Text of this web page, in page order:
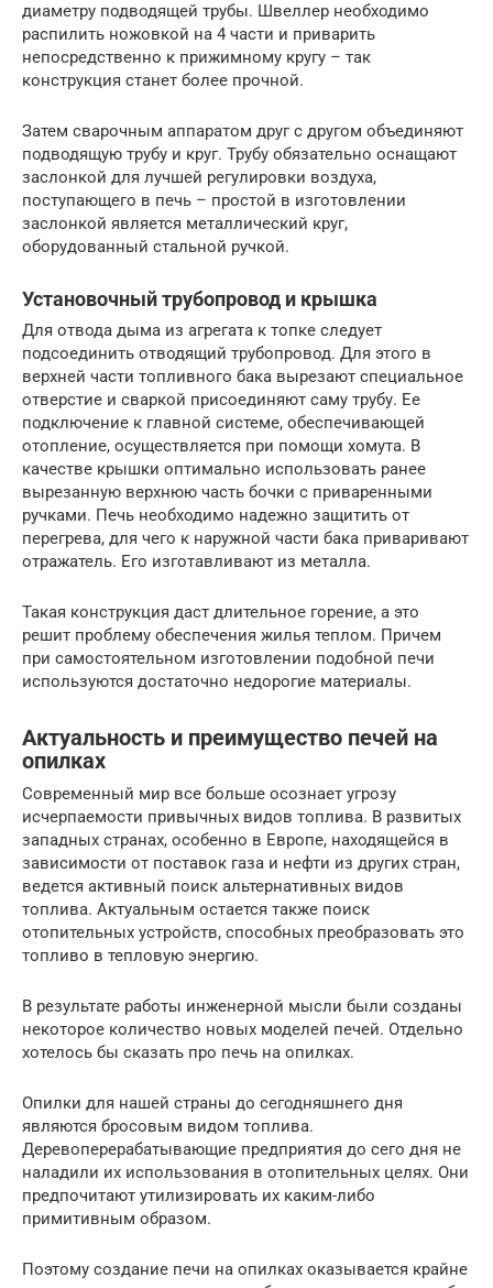
диаметру подводящей трубы. Швеллер необходимо
распилить ножовкой на 4 части и приварить
непосредственно к прижимному кругу – так
конструкция станет более прочной.
Затем сварочным аппаратом друг с другом объединяют
подводящую трубу и круг. Трубу обязательно оснащают
заслонкой для лучшей регулировки воздуха,
поступающего в печь – простой в изготовлении
заслонкой является металлический круг,
оборудованный стальной ручкой.
Установочный трубопровод и крышка
Для отвода дыма из агрегата к топке следует
подсоединить отводящий трубопровод. Для этого в
верхней части топливного бака вырезают специальное
отверстие и сваркой присоединяют саму трубу. Ее
подключение к главной системе, обеспечивающей
отопление, осуществляется при помощи хомута. В
качестве крышки оптимально использовать ранее
вырезанную верхнюю часть бочки с приваренными
ручками. Печь необходимо надежно защитить от
перегрева, для чего к наружной части бака приваривают
отражатель. Его изготавливают из металла.
Такая конструкция даст длительное горение, а это
решит проблему обеспечения жилья теплом. Причем
при самостоятельном изготовлении подобной печи
используются достаточно недорогие материалы.
Актуальность и преимущество печей на
опилках
Современный мир все больше осознает угрозу
исчерпаемости привычных видов топлива. В развитых
западных странах, особенно в Европе, находящейся в
зависимости от поставок газа и нефти из других стран,
ведется активный поиск альтернативных видов
топлива. Актуальным остается также поиск
отопительных устройств, способных преобразовать это
топливо в тепловую энергию.
В результате работы инженерной мысли были созданы
некоторое количество новых моделей печей. Отдельно
хотелось бы сказать про печь на опилках.
Опилки для нашей страны до сегодняшнего дня
являются бросовым видом топлива.
Деревоперерабатывающие предприятия до сего дня не
наладили их использования в отопительных целях. Они
предпочитают утилизировать их каким-либо
примитивным образом.
Поэтому создание печи на опилках оказывается крайне